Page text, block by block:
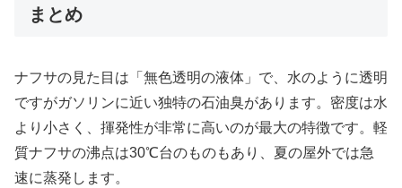
まとめ
ナフサの見た目は「無色透明の液体」で、水のように透明
ですがガソリンに近い独特の石油臭があります。密度は水
より小さく、揮発性が非常に高いのが最大の特徴です。軽
質ナフサの沸点は30℃台のものもあり、夏の屋外では急
速に蒸発します。